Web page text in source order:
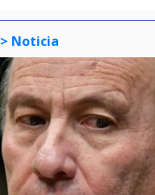
> Noticia